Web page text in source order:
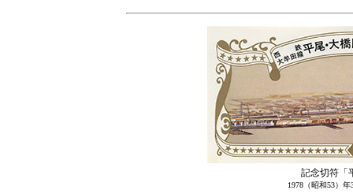
記念切符「
1978（昭和53）